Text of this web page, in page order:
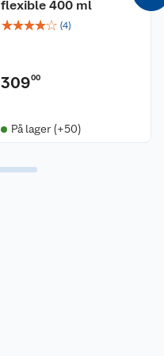
flexible 400 ml
☆☆☆☆☆ (4)
30900
På lager (+50)